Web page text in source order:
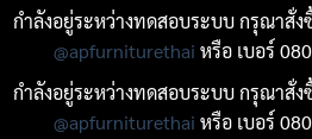
กำลังอยู่ระหว่างทดสอบระบบ กรุณาสั่
@apfurniturethai หรือ เบอร์
กำลังอยู่ระหว่างทดสอบระบบ กรุณาสั่
@apfurniturethai หรือ เบอร์